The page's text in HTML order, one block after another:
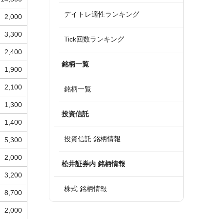
2,000
3,300
2,400
1,900
2,100
1,300
1,400
5,300
2,000
3,200
8,700
2,000
デイトレ適性ランキング
Tick回数ランキング
銘柄一覧
銘柄一覧
投資信託
投資信託 銘柄情報
松井証券内 銘柄情報
株式 銘柄情報